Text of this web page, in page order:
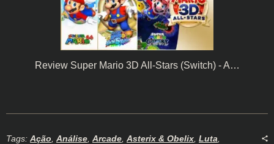
Review Super Mario 3D All-Stars (Switch) - A…
Tags: Ação Análise Arcade Asterix & Obelix Luta